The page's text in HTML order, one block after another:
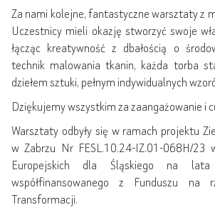
Za nami kolejne, fantastyczne warsztaty z
Uczestnicy mieli okazję stworzyć swoje
łącząc kreatywność z dbałością o
technik malowania tkanin, każda torba
dziełem sztuki, pełnym indywidualnych
Dziękujemy wszystkim za zaangażowanie i
Warsztaty odbyły się w ramach projektu
w Zabrzu Nr FESL.10.24-IZ.01-068H/23
Europejskich dla Śląskiego na
współfinansowanego z Funduszu na
Transformacji.